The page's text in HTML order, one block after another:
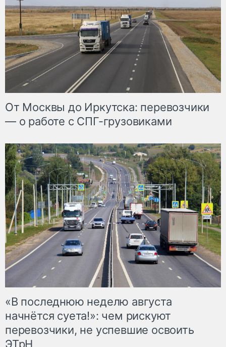
От Москвы до Иркутска: перевозчики
— о работе с СПГ-грузовиками
«В последнюю неделю августа
начнётся суета!»: чем рискуют
перевозчики, не успевшие освоить
ЭТрН